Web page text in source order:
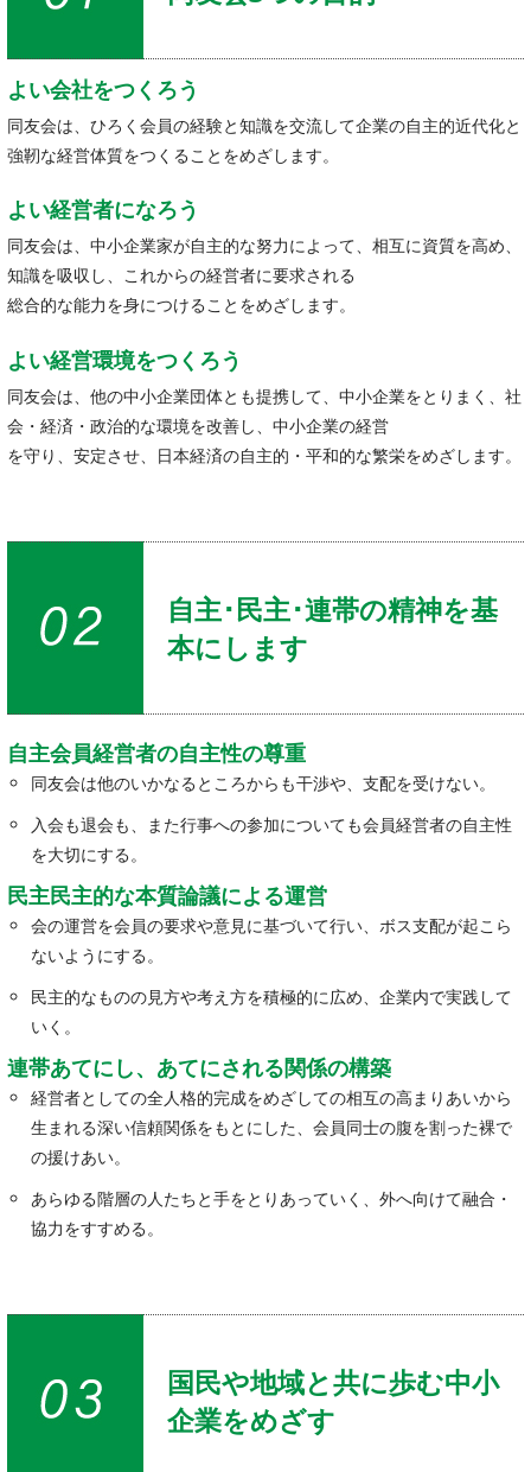
よい会社をつくろう
同友会は、ひろく会員の経験と知識を交流して企業の自主的近代化と
強靭な経営体質をつくることをめざします。
よい経営者になろう
同友会は、中小企業家が自主的な努力によって、相互に資質を高め、
知識を吸収し、これからの経営者に要求される
総合的な能力を身につけることをめざします。
よい経営環境をつくろう
同友会は、他の中小企業団体とも提携して、中小企業をとりまく、社
会・経済・政治的な環境を改善し、中小企業の経営
を守り、安定させ、日本経済の自主的・平和的な繁栄をめざします。
自主･民主･連帯の精神を基
本にします
自主会員経営者の自主性の尊重
同友会は他のいかなるところからも干渉や、支配を受けない。
入会も退会も、また行事への参加についても会員経営者の自主性
を大切にする。
民主民主的な本質論議による運営
会の運営を会員の要求や意見に基づいて行い、ボス支配が起こら
ないようにする。
民主的なものの見方や考え方を積極的に広め、企業内で実践して
いく。
連帯あてにし、あてにされる関係の構築
経営者としての全人格的完成をめざしての相互の高まりあいから
生まれる深い信頼関係をもとにした、会員同士の腹を割った裸で
の援けあい。
あらゆる階層の人たちと手をとりあっていく、外へ向けて融合・
協力をすすめる。
国民や地域と共に歩む中小
企業をめざす